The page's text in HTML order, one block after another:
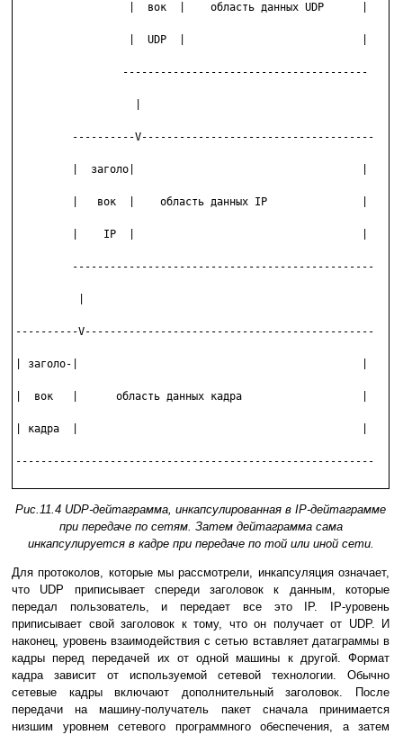
                  |  вок  |    область данных UDP      |
                  |  UDP  |                            |
                 ---------------------------------------
         ----------V-------------------------------------
         |  заголо|                                    |
         |   вок  |    область данных IP               |
         |    IP  |                                    |
         ------------------------------------------------
----------V----------------------------------------------
| заголо-|                                             |
|  вок   |      область данных кадра                   |
| кадра  |                                             |
---------------------------------------------------------
Рис.11.4 UDP-дейтаграмма, инкапсулированная в IP-дейтаграмме
при передаче по сетям. Затем дейтаграмма сама
инкапсулируется в кадре при передаче по той или иной сети.
Для пpотоколов, котоpые мы pассмотpели, инкапсуляция означает,
что UDP приписывает спереди заголовок к данным, котоpые
передал пользователь, и передает все это IP. IP-уpовень
пpиписывает свой заголовок к тому, что он получает от UDP. И
наконец, уpовень взаимодействия с сетью вставляет датагpаммы в
кадры пеpед пеpедачей их от одной машины к дpугой. Фоpмат
кадра зависит от используемой сетевой технологии. Обычно
сетевые кадры включают дополнительный заголовок. После
передачи на машину-получатель пакет сначала принимается
низшим уpовнем сетевого программного обеспечения, а затем